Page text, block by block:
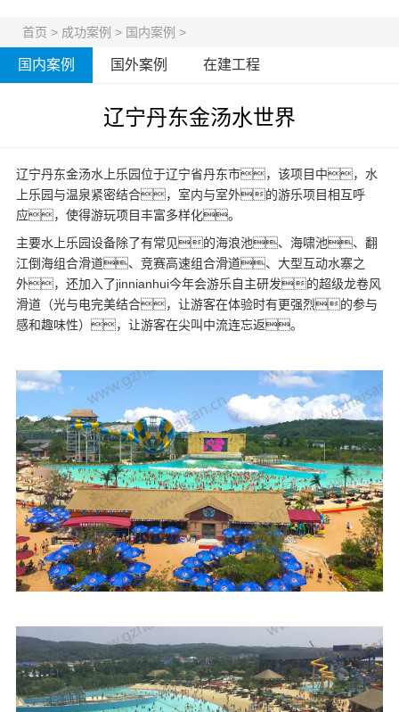
首页 > 成功案例 > 国内案例 >
国内案例 国外案例 在建工程
辽宁丹东金汤水世界
辽宁丹东金汤水上乐园位于辽宁省丹东市，该项目中，水
上乐园与温泉紧密结合，室内与室外的游乐项目相互呼
应，使得游玩项目丰富多样化。
主要水上乐园设备除了有常见的海浪池、海啸池、翻
江倒海组合滑道、竞赛高速组合滑道、大型互动水寨之
外，还加入了jinnianhui今年会游乐自主研发的超级龙卷风
滑道（光与电完美结合，让游客在体验时有更强烈的参与
感和趣味性），让游客在尖叫中流连忘返。